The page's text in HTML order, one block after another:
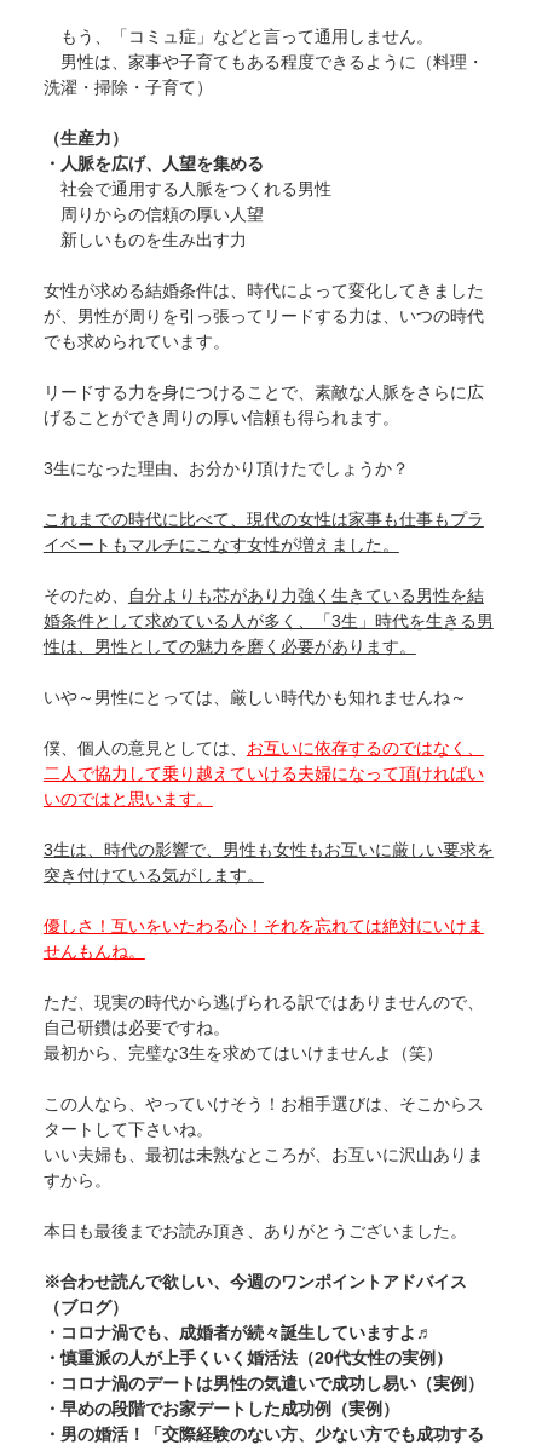
もう、「コミュ症」などと言って通用しません。
男性は、家事や子育てもある程度できるように（料理・
洗濯・掃除・子育て）
（生産力）
・人脈を広げ、人望を集める
社会で通用する人脈をつくれる男性
周りからの信頼の厚い人望
新しいものを生み出す力
女性が求める結婚条件は、時代によって変化してきました
が、男性が周りを引っ張ってリードする力は、いつの時代
でも求められています。
リードする力を身につけることで、素敵な人脈をさらに広
げることができ周りの厚い信頼も得られます。
3生になった理由、お分かり頂けたでしょうか？
これまでの時代に比べて、現代の女性は家事も仕事もプラ
イベートもマルチにこなす女性が増えました。
そのため、
自分よりも芯があり力強く生きている男性を結
婚条件として求めている人が多く、「3生」時代を生きる男
性は、男性としての魅力を磨く必要があります。
いや～男性にとっては、厳しい時代かも知れませんね～
僕、個人の意見としては、 お互いに依存するのではなく、
二人で協力して乗り越えていける夫婦になって頂ければい
いのではと思います。
3生は、時代の影響で、男性も女性もお互いに厳しい要求を
突き付けている気がします。
優しさ！互いをいたわる心！それを忘れては絶対にいけま
せんもんね。
ただ、現実の時代から逃げられる訳ではありませんので、
自己研鑽は必要ですね。
最初から、完璧な3生を求めてはいけませんよ（笑）
この人なら、やっていけそう！お相手選びは、そこからス
タートして下さいね。
いい夫婦も、最初は未熟なところが、お互いに沢山ありま
すから。
本日も最後までお読み頂き、ありがとうございました。
※合わせ読んで欲しい、今週のワンポイントアドバイス
（ブログ）
・ コロナ渦でも、成婚者が続々誕生していますよ♬
・慎重派の人が上手くいく婚活法（20代女性の実例）
・ コロナ渦のデートは男性の気遣いで成功し易い（実例）
・ 早めの段階でお家デートした成功例（実例）
・ 男の婚活！「交際経験のない方、少ない方でも成功する